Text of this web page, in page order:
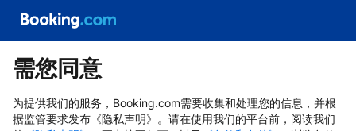
需您同意
为提供我们的服务，Booking.com需要收集和处理您的信息，并根
据监管要求发布《隐私声明》。请在使用我们的平台前，阅读我们